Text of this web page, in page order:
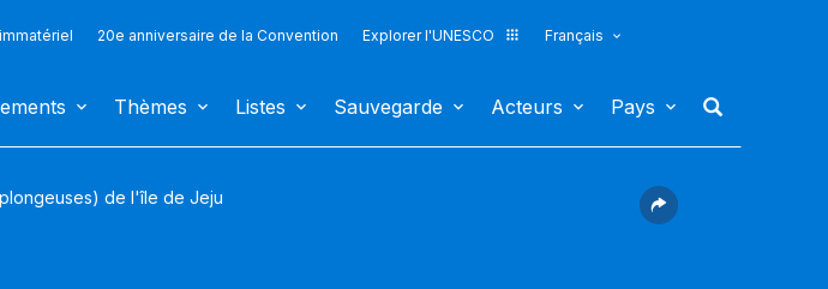
20e anniversaire de la Convention Explorer l'UNESCO
Français
Thèmes Listes Sauvegarde Acteurs Pays
de l'île de Jeju